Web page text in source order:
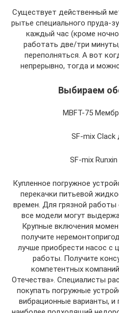
Существует действенный
рытье специального пруда-
каждый час (кроме
работать две/три
переполняться. А вот
непрерывно, тогда и
Выбираем
MBFT-75
SF-mix Clack
SF-mix
Купленное погружное
перекачки питьевой
времен. Для грязной
все модели могут
Крупные включения
получите
лучше приобрести насос с
работы. Получите
компетентных
Отечества». Специалисты
покупать погружные
вибрационные варианты, и